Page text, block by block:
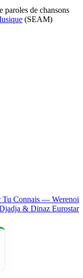
paroles de chansons
(SEAM)
Tu Connais — Werenoi
& Dinaz Eurostar